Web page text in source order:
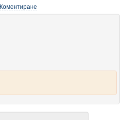
Коментиране